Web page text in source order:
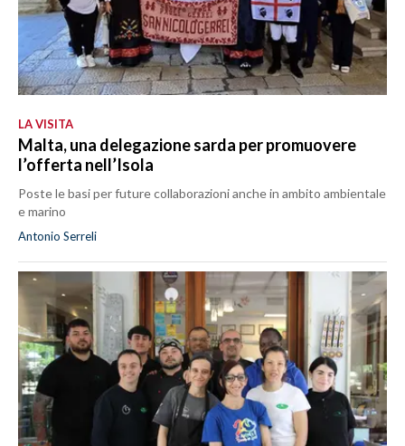
LA VISITA
Malta, una delegazione sarda per promuovere
l’offerta nell’Isola
Poste le basi per future collaborazioni anche in ambito ambientale
e marino
Antonio Serreli